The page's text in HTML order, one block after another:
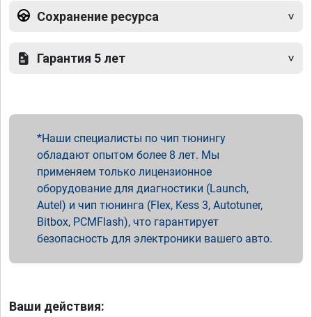
Сохранение ресурса
Гарантия 5 лет
Наши специалисты по чип тюнингу
обладают опытом более 8 лет. Мы
применяем только лицензионное
оборудование для диагностики (Launch,
Autel) и чип тюнинга (Flex, Kess 3, Autotuner,
Bitbox, PCMFlash), что гарантирует
безопасность для электроники вашего авто.
Ваши действия: